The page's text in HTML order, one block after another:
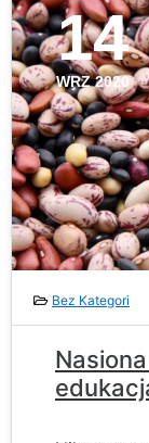
14
WRZ 2020
Bez Kategori